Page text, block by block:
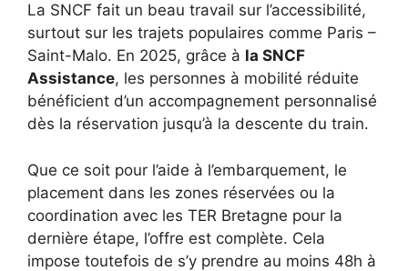
La SNCF fait un beau travail sur l’accessibilité,
surtout sur les trajets populaires comme Paris –
Saint-Malo. En 2025, grâce à la SNCF
Assistance, les personnes à mobilité réduite
bénéficient d’un accompagnement personnalisé
dès la réservation jusqu’à la descente du train.
Que ce soit pour l’aide à l’embarquement, le
placement dans les zones réservées ou la
coordination avec les TER Bretagne pour la
dernière étape, l’offre est complète. Cela
impose toutefois de s’y prendre au moins 48h à